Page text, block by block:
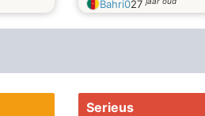
Bahri027
Serieus